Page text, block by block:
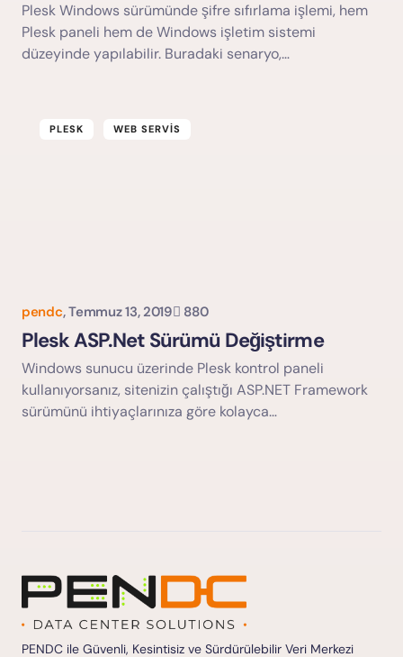
Plesk Windows sürümünde şifre sıfırlama işlemi, hem
Plesk paneli hem de Windows işletim sistemi
düzeyinde yapılabilir. Buradaki senaryo,…
PLESK WEB SERVIS
pendc, Temmuz 13, 2019 880
Plesk ASP.Net Sürümü Değiştirme
Windows sunucu üzerinde Plesk kontrol paneli
kullanıyorsanız, sitenizin çalıştığı ASP.NET Framework
sürümünü ihtiyaçlarınıza göre kolayca…
PENDC ile Güvenli, Kesintisiz ve Sürdürülebilir Veri Merkezi